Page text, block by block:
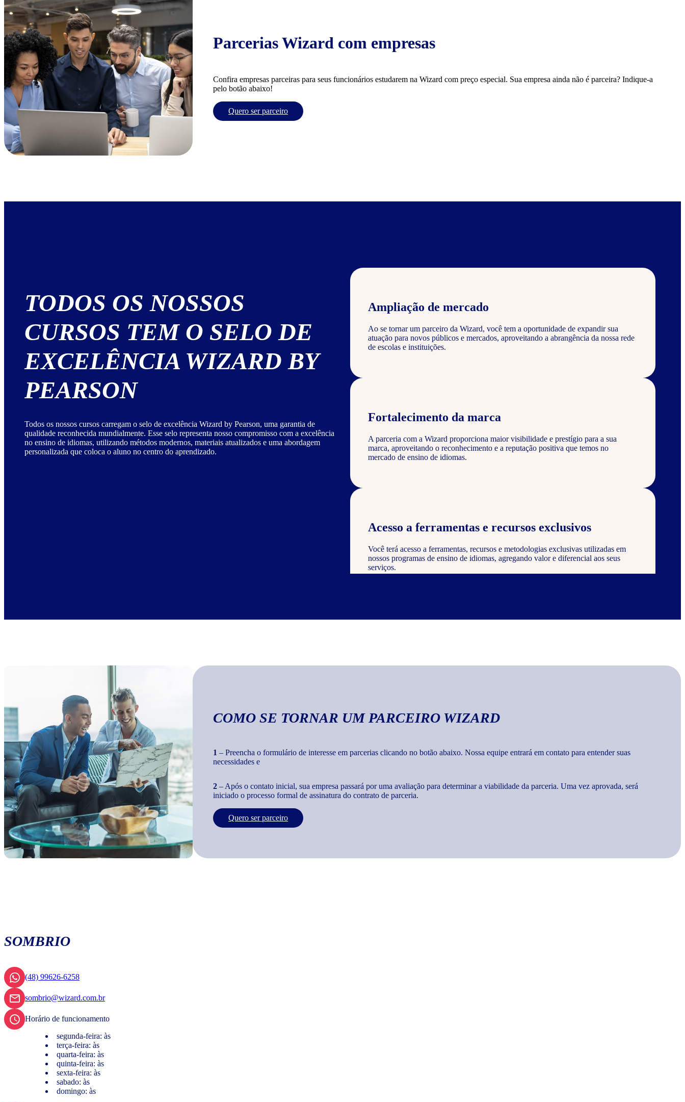
Parcerias Wizard com empresas
Confira empresas parceiras para seus funcionários estudarem na Wizard com preço especial. Sua empresa ainda não é parceira? Indique-a
pelo botão abaixo!
Quero ser parceiro
TODOS OS NOSSOS
CURSOS TEM O SELO DE
EXCELÊNCIA WIZARD BY
PEARSON
Todos os nossos cursos carregam o selo de excelência Wizard by Pearson, uma garantia de
qualidade reconhecida mundialmente. Esse selo representa nosso compromisso com a excelência
no ensino de idiomas, utilizando métodos modernos, materiais atualizados e uma abordagem
personalizada que coloca o aluno no centro do aprendizado.
Ampliação de mercado
Ao se tornar um parceiro da Wizard, você tem a oportunidade de expandir sua
atuação para novos públicos e mercados, aproveitando a abrangência da nossa rede
de escolas e instituições.
Fortalecimento da marca
A parceria com a Wizard proporciona maior visibilidade e prestígio para a sua
marca, aproveitando o reconhecimento e a reputação positiva que temos no
mercado de ensino de idiomas.
Acesso a ferramentas e recursos exclusivos
Você terá acesso a ferramentas, recursos e metodologias exclusivas utilizadas em
nossos programas de ensino de idiomas, agregando valor e diferencial aos seus
serviços.
valor à sua empresa e demonstrando compromisso com a qualidade e excelência
COMO SE TORNAR UM PARCEIRO WIZARD
1 – Preencha o formulário de interesse em parcerias clicando no botão abaixo. Nossa equipe entrará em contato para entender suas
necessidades e
2 – Após o contato inicial, sua empresa passará por uma avaliação para determinar a viabilidade da parceria. Uma vez aprovada, será
iniciado o processo formal de assinatura do contrato de parceria.
Quero ser parceiro
SOMBRIO
(48) 99626-6258
sombrio@wizard.com.br
Horário de funcionamento
segunda-feira: às
terça-feira: às
quarta-feira: às
quinta-feira: às
sexta-feira: às
sabado: às
domingo: às